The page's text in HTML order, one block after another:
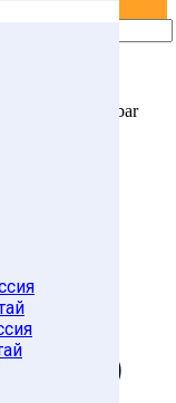
Door way gymbar